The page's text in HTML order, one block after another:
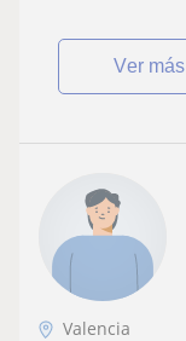
ver más
Valencia